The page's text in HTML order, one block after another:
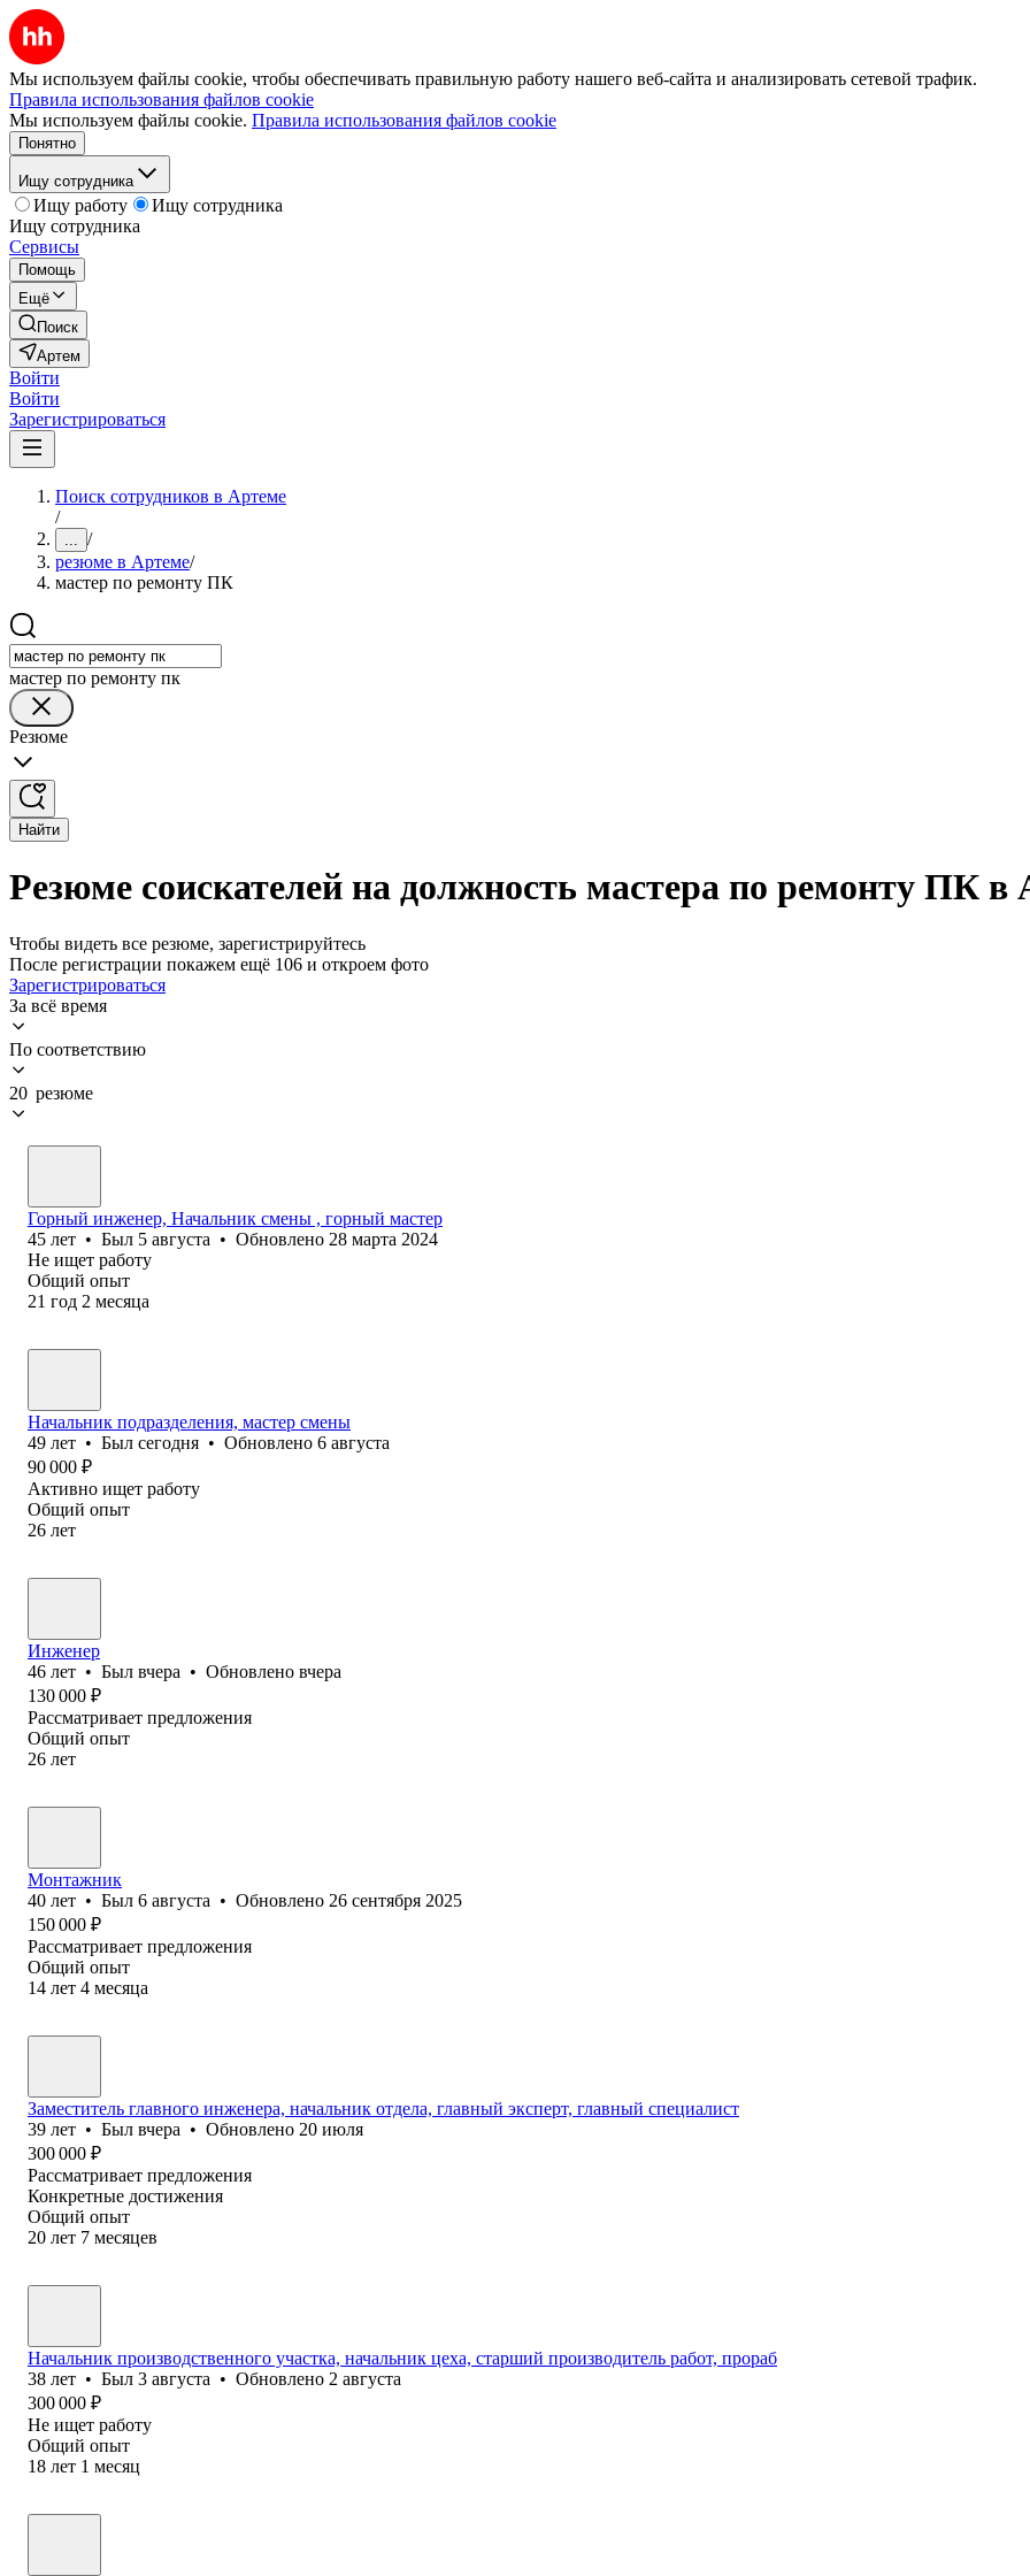
Мы используем файлы cookie, чтобы обеспечивать правильную работу нашего веб-сайта и анализировать сетевой трафик.
Правила использования файлов cookie
Мы используем файлы cookie. Правила использования файлов cookie
Понятно
Ищу сотрудника
Ищу работу
Ищу сотрудника
Ищу сотрудника
Сервисы
Помощь
Ещё
Поиск
Артем
Войти
Войти
Зарегистрироваться
Поиск сотрудников в Артеме
/
... /
резюме в Артеме/
мастер по ремонту ПК
мастер по ремонту пк
Резюме
Найти
Резюме соискателей на должность мастера по ремонту ПК в
Чтобы видеть все резюме, зарегистрируйтесь
После регистрации покажем ещё 106 и откроем фото
Зарегистрироваться
За всё время
По соответствию
20 резюме
Горный инженер, Начальник смены , горный мастер
45 лет • Был 5 августа • Обновлено 28 марта 2024
Не ищет работу
Общий опыт
21 год 2 месяца
Начальник подразделения, мастер смены
49 лет • Был сегодня • Обновлено 6 августа
90 000 ₽
Активно ищет работу
Общий опыт
26 лет
Инженер
46 лет • Был вчера • Обновлено вчера
130 000 ₽
Рассматривает предложения
Общий опыт
26 лет
Монтажник
40 лет • Был 6 августа • Обновлено 26 сентября 2025
150 000 ₽
Рассматривает предложения
Общий опыт
14 лет 4 месяца
Заместитель главного инженера, начальник отдела, главный эксперт, главный специалист
39 лет • Был вчера • Обновлено 20 июля
300 000 ₽
Рассматривает предложения
Конкретные достижения
Общий опыт
20 лет 7 месяцев
Начальник производственного участка, начальник цеха, старший производитель работ, прораб
38 лет • Был 3 августа • Обновлено 2 августа
300 000 ₽
Не ищет работу
Общий опыт
18 лет 1 месяц